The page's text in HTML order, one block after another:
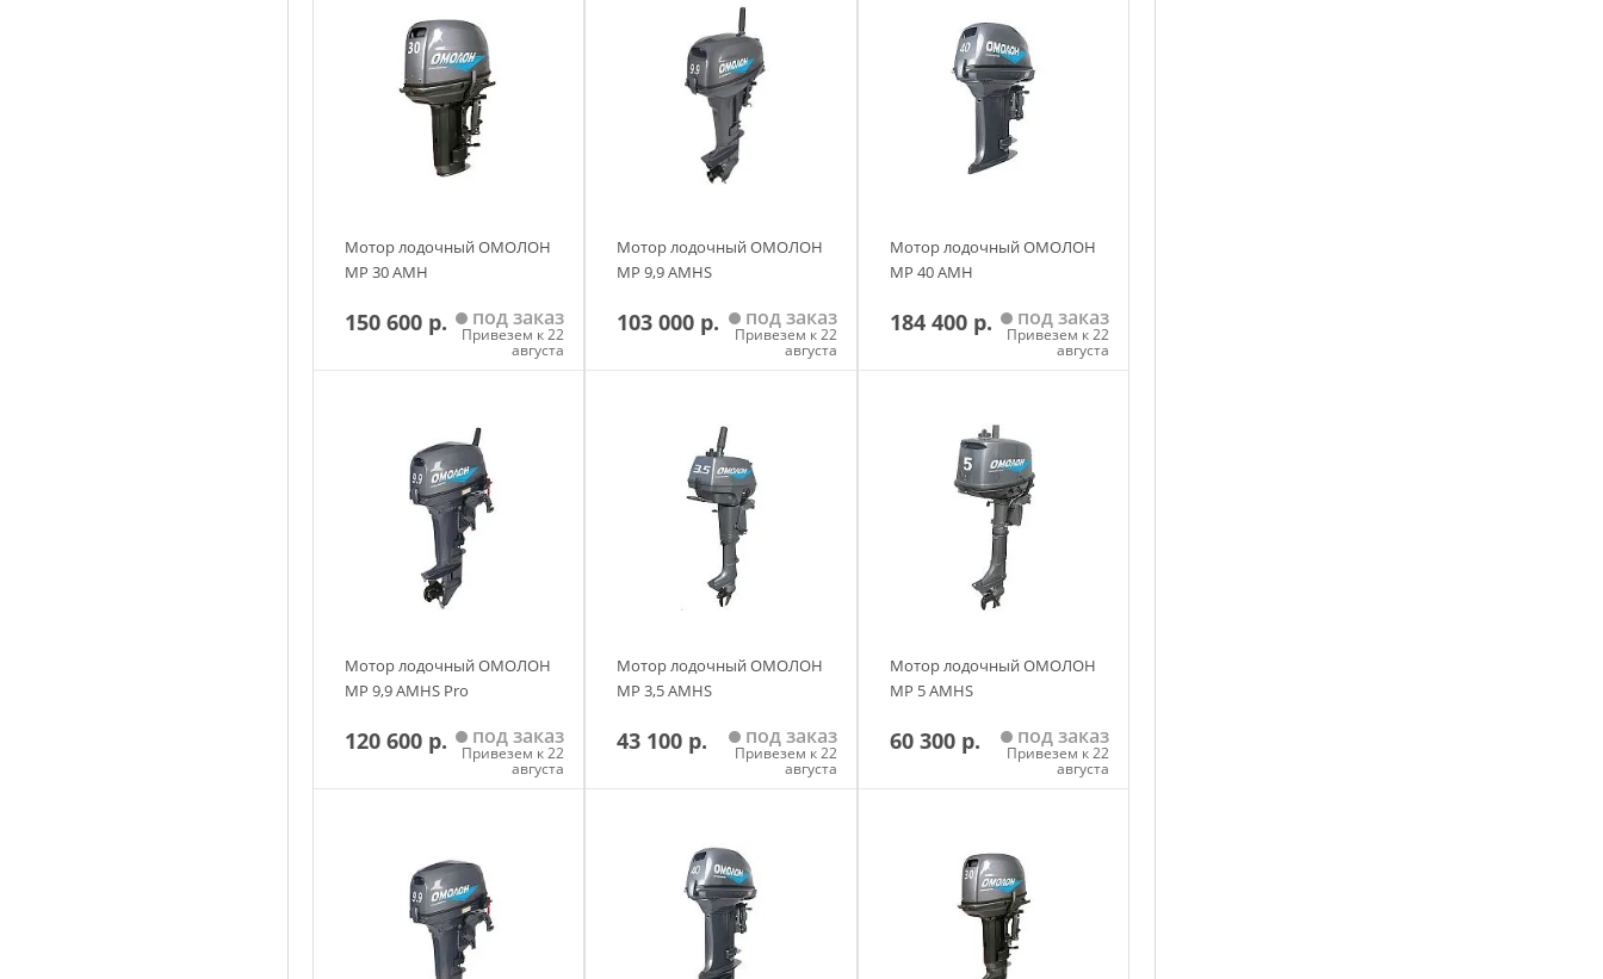
Мотор лодочный ОМОЛОН
MP 30 AMH
150 600 р. под заказ
Привезем к 22
августа
Мотор лодочный ОМОЛОН
MP 9,9 AMHS
103 000 р. под заказ
Привезем к 22
августа
Мотор лодочный ОМОЛОН
MP 40 AMH
184 400 р. под заказ
Привезем к 22
августа
Мотор лодочный ОМОЛОН
MP 9,9 AMHS Pro
120 600 р. под заказ
Привезем к 22
августа
Мотор лодочный ОМОЛОН
MP 3,5 AMHS
43 100 р. под заказ
Привезем к 22
августа
Мотор лодочный ОМОЛОН
MP 5 AMHS
60 300 р. под заказ
Привезем к 22
августа